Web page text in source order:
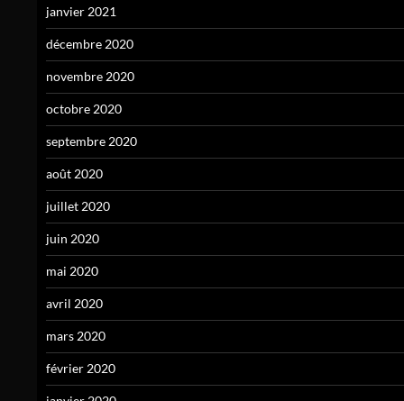
janvier 2021
décembre 2020
novembre 2020
octobre 2020
septembre 2020
août 2020
juillet 2020
juin 2020
mai 2020
avril 2020
mars 2020
février 2020